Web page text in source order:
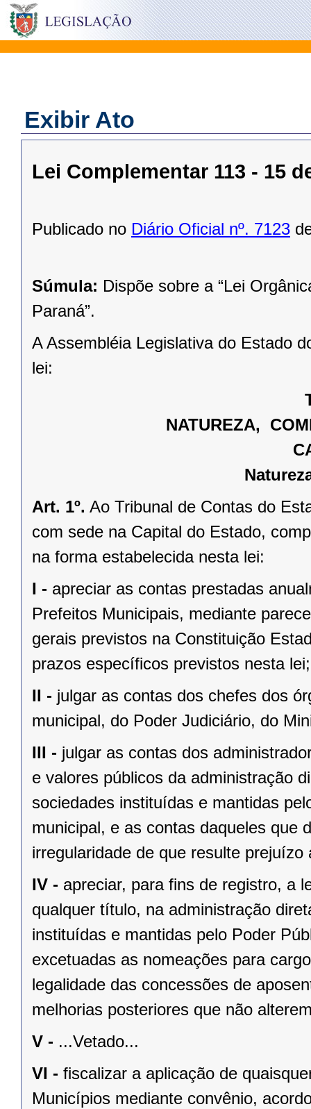
Exibir Ato
Lei Complementar 113 - 15
Publicado no Diário Oficial nº. 7123
Súmula: Dispõe sobre a “Lei
Paraná”.
A Assembléia Legislativa do Estado
lei:
NATUREZA,
Art. 1º. Ao Tribunal de Contas do
com sede na Capital do Estado,
na forma estabelecida nesta lei:
I - apreciar as contas prestadas
Prefeitos Municipais, mediante
gerais previstos na Constituição
prazos específicos previstos nesta lei;
II - julgar as contas dos chefes dos
municipal, do Poder Judiciário, do
III - julgar as contas dos
e valores públicos da administração
sociedades instituídas e mantidas
municipal, e as contas daqueles que
irregularidade de que resulte prejuízo
IV - apreciar, para fins de registro, a
qualquer título, na administração
instituídas e mantidas pelo Poder
excetuadas as nomeações para
legalidade das concessões de
melhorias posteriores que não
V - ...Vetado...
VI - fiscalizar a aplicação de
Municípios mediante convênio,